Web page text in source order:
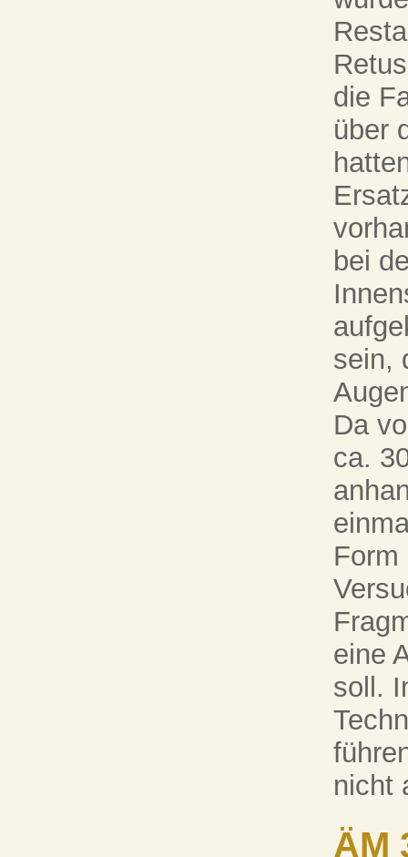
die
über
bei
sein,
Da
ca.
Form
eine
soll.
nicht
ÄM